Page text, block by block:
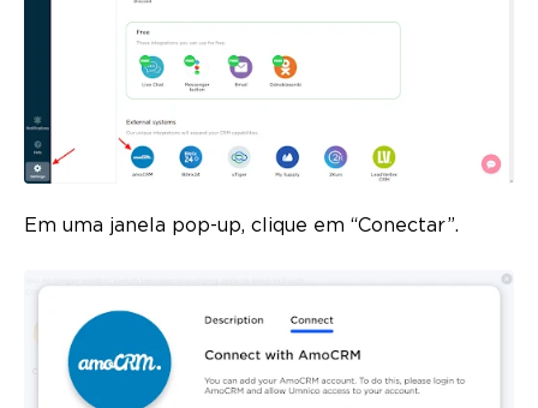
Em uma janela pop-up, clique em “Conectar”.